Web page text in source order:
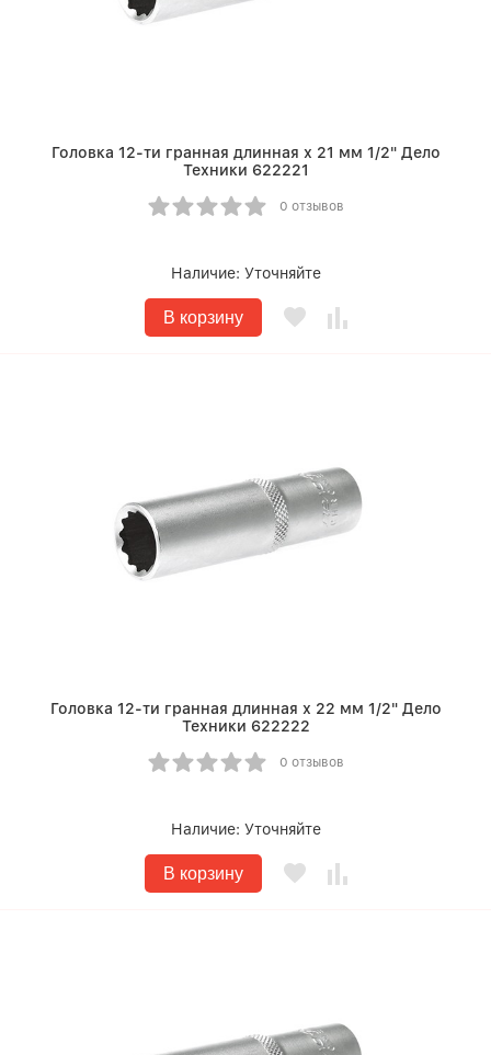
Головка 12-ти гранная длинная х 21 мм 1/2" Дело
Техники 622221
0 отзывов
Наличие: Уточняйте
В корзину
Головка 12-ти гранная длинная х 22 мм 1/2" Дело
Техники 622222
0 отзывов
Наличие: Уточняйте
В корзину